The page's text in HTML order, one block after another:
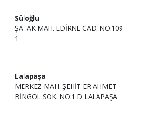
Süloğlu
ŞAFAK MAH. EDİRNE CAD. NO:109
1
Lalapaşa
MERKEZ MAH. ŞEHİT ER AHMET
BİNGÖL SOK. NO:1 D LALAPAŞA